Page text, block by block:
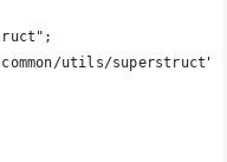
utils/superstruct";